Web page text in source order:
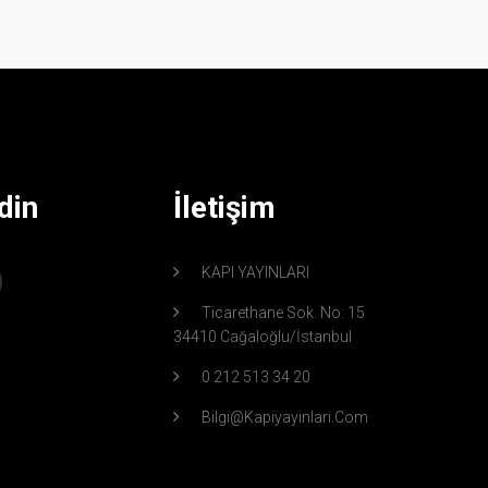
İletişim
KAPI YAYINLARI
Ticarethane Sok. No: 15
34410 Cağaloğlu/İstanbul
0 212 513 34 20
Bilgi@kapiyayinlari.com